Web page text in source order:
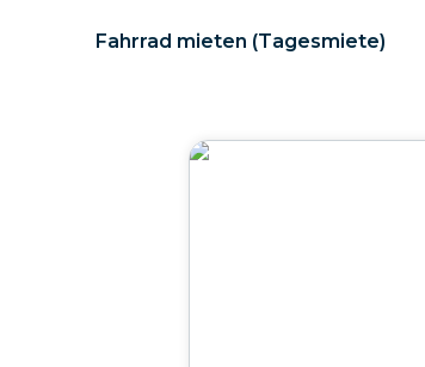
Fahrrad mieten (Tagesmiete)